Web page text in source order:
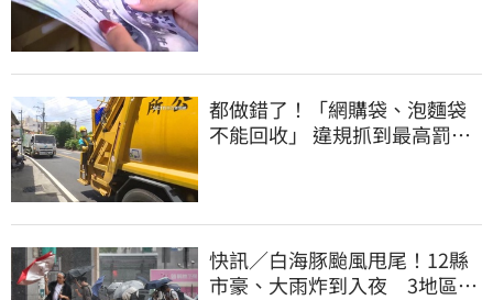
都做錯了！「網購袋、泡麵袋
不能回收」 違規抓到最高罰
快訊／白海豚颱風甩尾！12縣
市豪、大雨炸到入夜 3地區有